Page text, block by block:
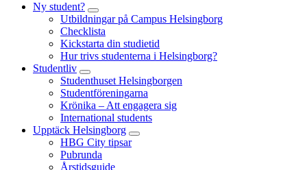
Ny student?
Utbildningar på Campus Helsingborg
Checklista
Kickstarta din studietid
Hur trivs studenterna i Helsingborg?
Studentliv
Studenthuset Helsingborgen
Studentföreningarna
Krönika – Att engagera sig
International students
Upptäck Helsingborg
HBG City tipsar
Pubrunda
Årstidsguide